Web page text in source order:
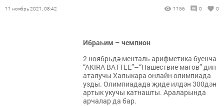
11 ноябрь 2021, 08:42 1156 0 0
Ибраһим – чемпион
2 ноябрьдә менталь арифметика буенча
“АКIRA BATTLE”–“Нашествие магов” дип
аталучы Халыкара онлайн олимпиада
узды. Олимпиадада җиде илдән 300дән
артык укучы катнашты. Араларында
арчалар да бар.